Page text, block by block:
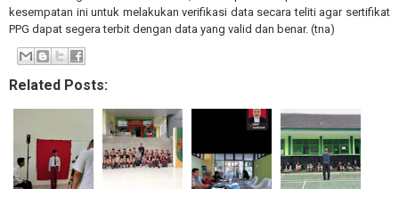
kesempatan ini untuk melakukan verifikasi data secara teliti agar sertifikat
PPG dapat segera terbit dengan data yang valid dan benar. (tna)
Related Posts: